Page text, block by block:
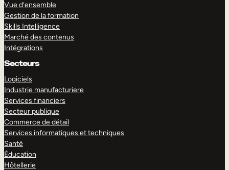
Vue d’ensemble
Gestion de la formation
Skills Intelligence
Marché des contenus
Intégrations
Secteurs
Logiciels
Industrie manufacturiere
Services financiers
Secteur publique
Commerce de détail
Services informatiques et techniques
Santé
Éducation
Hôtellerie